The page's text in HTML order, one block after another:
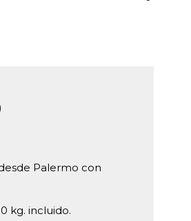
Palermo con
kg. incluido.